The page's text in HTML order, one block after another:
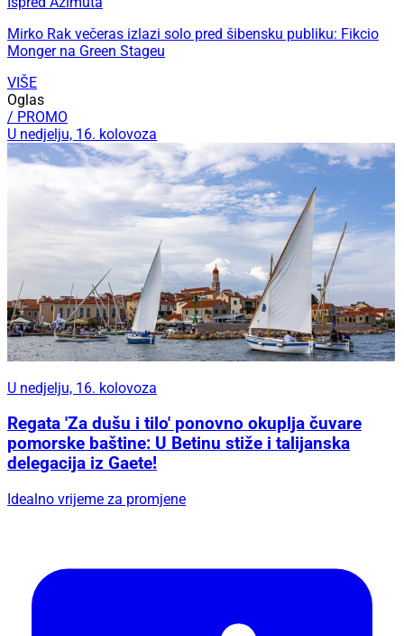
Mirko Rak večeras izlazi solo pred šibensku publiku: Fikcio
Monger na Green Stageu
VIŠE
Oglas
/ PROMO
U nedjelju, 16. kolovoza
U nedjelju, 16. kolovoza
Regata 'Za dušu i tilo' ponovno okuplja čuvare
pomorske baštine: U Betinu stiže i talijanska
delegacija iz Gaete!
Idealno vrijeme za promjene